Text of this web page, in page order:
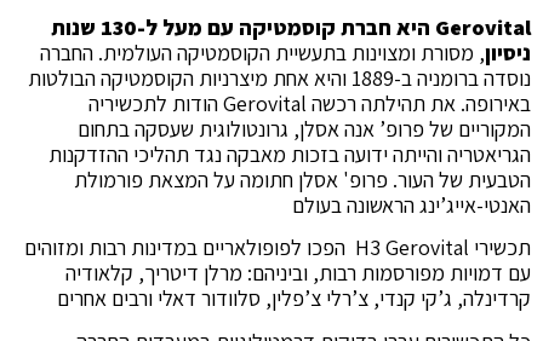
Gerovital היא חברת קוסמטיקה עם מעל ל-130 שנות
ניסיון, מסורת ומצוינות בתעשיית הקוסמטיקה העולמית. החברה
נוסדה ברומניה ב-1889 והיא אחת מיצרניות הקוסמטיקה הבולטות
באירופה. את תהילתה רכשה Gerovital הודות לתכשיריה
המקוריים שלפרופ’ אנה אסלן, גרונטולוגית שעסקה בתחום
הגריאטריה והייתה ידועה בזכות מאבקה נגד תהליכי ההזדקנות
הטבעית של העור. פרופ' אסלן חתומה על המצאת פורמולת
האנטי-אייג’ינג הראשונה בעולם
תכשירי H3 Gerovital הפכו לפופולאריים במדינות רבות ומזוהים
עם דמויות מפורסמות רבות, וביניהם: מרלן דיטריך, קלאודיה
קרדינלה, ג’קי קנדי, צ’רלי צ’פלין, סלוודור דאלי ורבים אחרים